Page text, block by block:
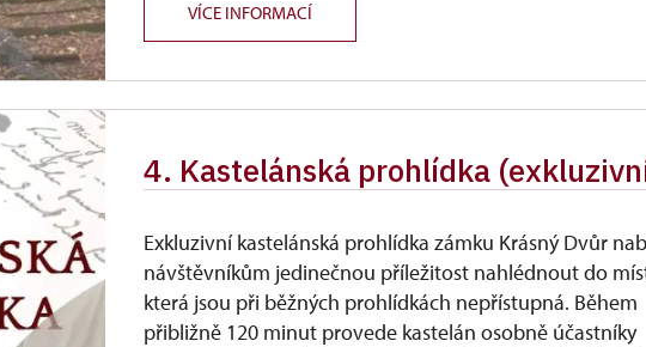
VÍCE INFORMACÍ
4. Kastelánská prohlídka
Exkluzivní kastelánská prohlídka zámku Krásný Dvůr
návštěvníkům jedinečnou příležitost nahlédnout do
která jsou při běžných prohlídkách nepřístupná. Během
přibližně 120 minut provede kastelán osobně účastníky